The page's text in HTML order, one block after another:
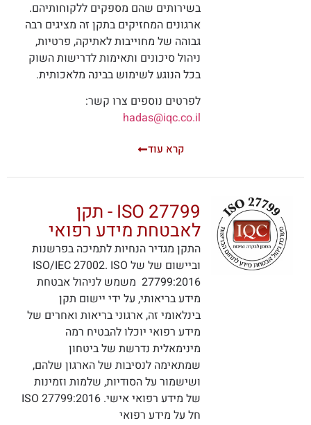
בשירותים שהם מספקים ללקוחותיהם.
ארגונים המחזיקים בתקן זה מציגים רבה
גבוהה של מחוייבות לאתיקה, פרטיות,
ניהול סיכונים ותאימות לדרישות השוק
בכל הנוגע לשימוש בבינה מלאכותית.
לפרטים נוספים צרו קשר:
hadas@iqc.co.il
קרא עוד
ISO 27799 - תקן
לאבטחת מידע רפואי
התקן מגדיר הנחיות לתמיכה בפרשנות
וביישום של של ISO/IEC 27002. ISO
27799:2016 משמש לניהול אבטחת
מידע בריאותי, על ידי יישום תקן
בינלאומי זה, ארגוני בריאות ואחרים של
מידע רפואי יוכלו להבטיח רמה
מינימאלית נדרשת של ביטחון
שמתאימה לנסיבות של הארגון שלהם,
ושישמור על הסודיות, שלמות וזמינות
של מידע רפואי אישי. ISO 27799:2016
חל על מידע רפואי